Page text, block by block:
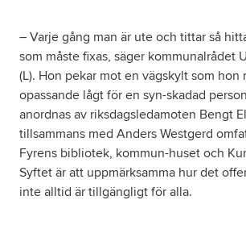
– Varje gång man är ute och tittar så
som måste fixas, säger kommunalrådet
(L). Hon pekar mot en vägskylt som hon
opassande lågt för en syn-skadad
anordnas av riksdagsledamoten Bengt
tillsammans med Anders Westgerd
Fyrens bibliotek, kommun-huset och
Syftet är att uppmärksamma hur det
inte alltid är tillgängligt för alla.